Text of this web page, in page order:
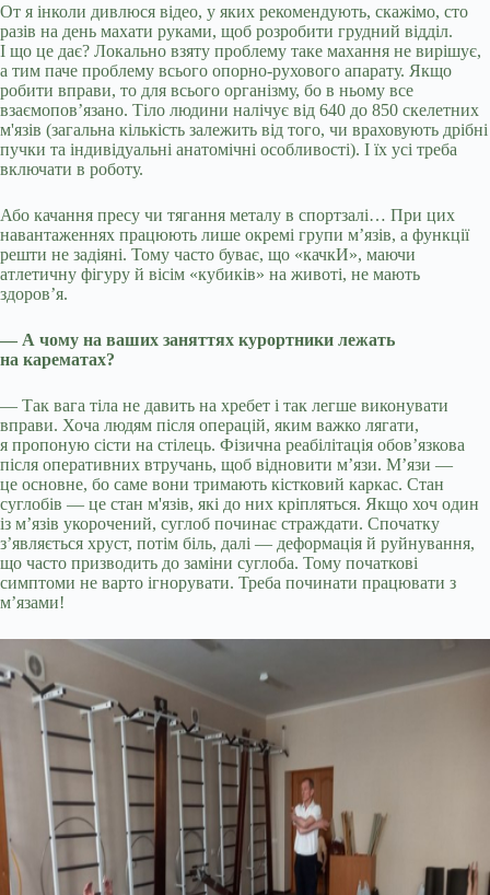
От я інколи дивлюся відео, у яких рекомендують, скажімо, сто
разів на день махати руками, щоб розробити грудний відділ.
І що це дає? Локально взяту проблему таке махання не вирішує,
а тим паче проблему всього опорно-рухового апарату. Якщо
робити вправи, то для всього організму, бо в ньому все
взаємопов’язано. Тіло людини налічує від 640 до 850 скелетних
м'язів (загальна кількість залежить від того, чи враховують дрібні
пучки та індивідуальні анатомічні особливості). І їх усі треба
включати в роботу.
Або качання пресу чи тягання металу в спортзалі… При цих
навантаженнях працюють лише окремі групи м’язів, а функції
решти не задіяні. Тому часто буває, що «качкИ», маючи
атлетичну фігуру й вісім «кубиків» на животі, не мають
здоров’я.
— А чому на ваших заняттях курортники лежать
на карематах?
— Так вага тіла не давить на хребет і так легше виконувати
вправи. Хоча людям після операцій, яким важко лягати,
я пропоную сісти на стілець. Фізична реабілітація обов’язкова
після оперативних втручань, щоб відновити м’язи. М’язи —
це основне, бо саме вони тримають кістковий каркас. Стан
суглобів — це стан м'язів, які до них кріпляться. Якщо хоч один
із м’язів укорочений, суглоб починає страждати. Спочатку
з’являється хруст, потім біль, далі — деформація й руйнування,
що часто призводить до заміни суглоба. Тому початкові
симптоми не варто ігнорувати. Треба починати працювати з
м’язами!